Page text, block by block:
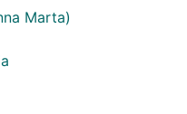
Marta)